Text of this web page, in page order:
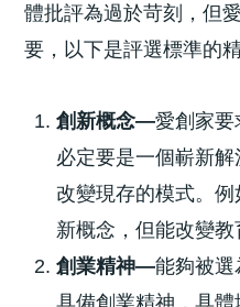
體批評為過於苛刻，但
要，以下是評選標準的精
創新概念—愛創家要
必定要是一個嶄新
改變現存的模式。
新概念，但能改變教
創業精神—能夠被選